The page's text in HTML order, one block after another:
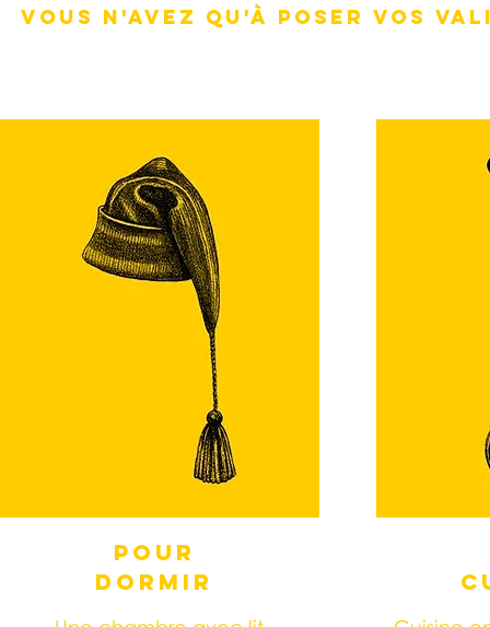
VOUS N'AVEZ QU'À POSER VOS
POUR
DORMIR